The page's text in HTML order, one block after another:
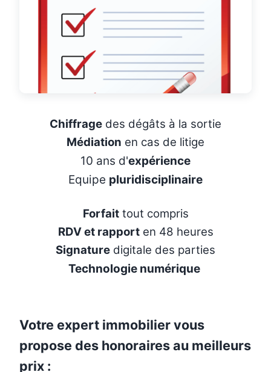
Chiffrage des dégâts à la sortie
Médiation en cas de litige
10 ans d'expérience
Equipe pluridisciplinaire
Forfaittout compris
RDV et rapporten 48 heures
Signature digitale des parties
Technologie numérique
Votre expert immobilier vous
propose des honoraires au meilleurs
prix :